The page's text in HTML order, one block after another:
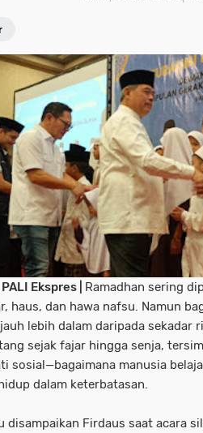
Ekspres | Ramadhan sering
haus, dan hawa nafsu. Namun
lebih dalam daripada sekadar
sejak fajar hingga senja,
sosial—bagaimana manusia
dalam keterbatasan.
disampaikan Firdaus saat acara